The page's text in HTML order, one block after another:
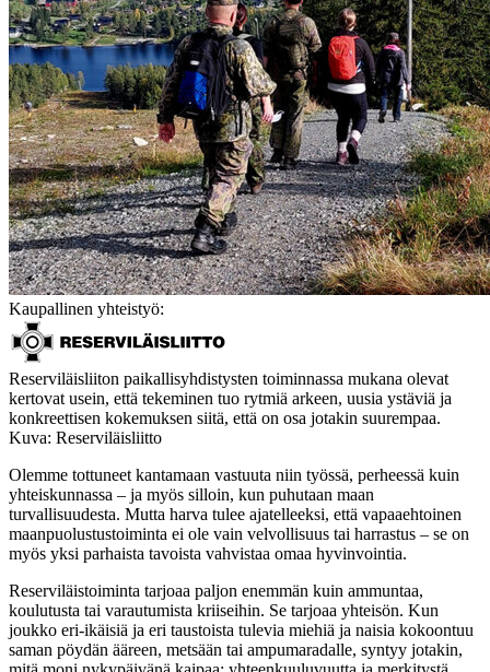
Kaupallinen yhteistyö:
Reserviläisliiton paikallisyhdistysten toiminnassa mukana olevat
kertovat usein, että tekeminen tuo rytmiä arkeen, uusia ystäviä ja
konkreettisen kokemuksen siitä, että on osa jotakin suurempaa.
Kuva: Reserviläisliitto
Olemme tottuneet kantamaan vastuuta niin työssä, perheessä kuin
yhteiskunnassa – ja myös silloin, kun puhutaan maan
turvallisuudesta. Mutta harva tulee ajatelleeksi, että vapaaehtoinen
maanpuolustustoiminta ei ole vain velvollisuus tai harrastus – se on
myös yksi parhaista tavoista vahvistaa omaa hyvinvointia.
Reserviläistoiminta tarjoaa paljon enemmän kuin ammuntaa,
koulutusta tai varautumista kriiseihin. Se tarjoaa yhteisön. Kun
joukko eri-ikäisiä ja eri taustoista tulevia miehiä ja naisia kokoontuu
saman pöydän ääreen, metsään tai ampumaradalle, syntyy jotakin,